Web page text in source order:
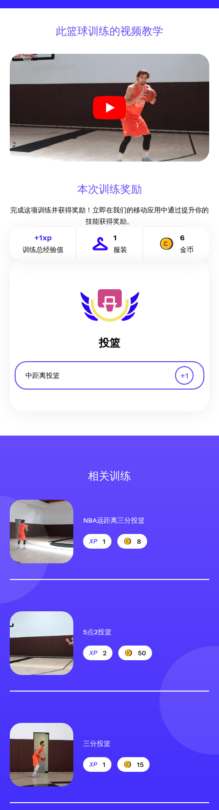
此篮球训练的视频教学
本次训练奖励
完成这项训练并获得奖励！立即在我们的移动应用中通过提升你的
技能获得奖励。
+1xp
训练总经验值
1
服装
6
金币
投篮
中距离投篮 +1
相关训练
NBA远距离三分投篮
1 8
5点2投篮
2 50
三分投篮
1 15